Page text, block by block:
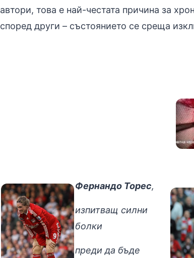
автори, това е най-честата причина за
според други – състоянието се среща
Фернандо Торес,
изпитващ силни
болки
преди да бъде